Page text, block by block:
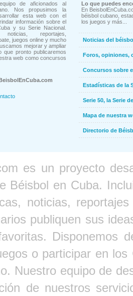
de aficionados al
Nos propusimos la
esta web con el
información sobre el
y su Serie Nacional.
noticias, reportajes,
juegos online y mucho
mejorar y ampliar
pronto publicaremos
web como concursos
Lo que puedes
En
béisbol cubano,
los juegos y más...
Noticias del
Foros, opiniones,
Concursos sobre
Estadísticas de la
Serie 50, la Serie
Mapa de nuestra
Directorio de
es un proyecto
Béisbol en Cuba.
noticias,
publiquen sus
Disponemos
o participar en
Nuestro equipo de
de nuestros